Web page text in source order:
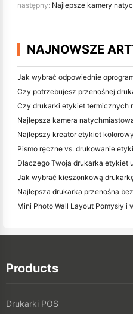
następny: Najlepsze kamery natychmiastowe
NAJNOWSZE
Dlaczego Twoja drukarka etykiet
Products
Drukarki POS